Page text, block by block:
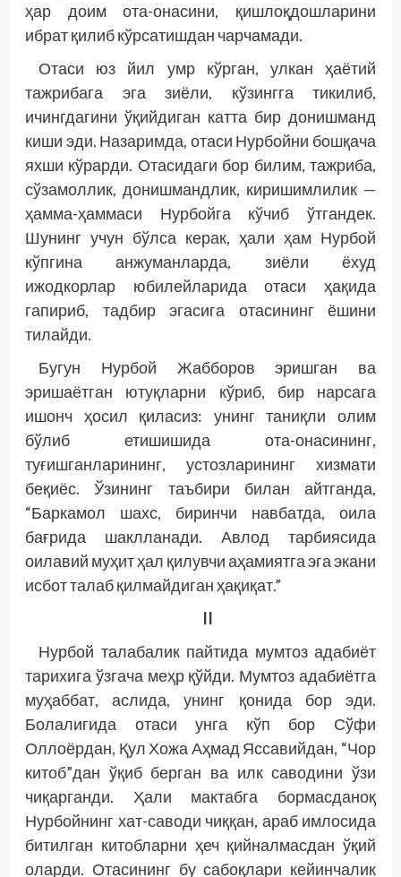
ҳар доим ота-онасини, қишлоқдошларини
ибрат қилиб кўрсатишдан чарчамади.
Отаси юз йил умр кўрган, улкан ҳаётий
тажрибага эга зиёли, кўзингга тикилиб,
ичингдагини ўқийдиган катта бир донишманд
киши эди. Назаримда, отаси Нурбойни бошқача
яхши кўрарди. Отасидаги бор билим, тажриба,
сўзамоллик, донишмандлик, киришимлилик —
ҳамма-ҳаммаси Нурбойга кўчиб ўтгандек.
Шунинг учун бўлса керак, ҳали ҳам Нурбой
кўпгина анжуманларда, зиёли ёхуд
ижодкорлар юбилейларида отаси ҳақида
гапириб, тадбир эгасига отасининг ёшини
тилайди.
Бугун Нурбой Жабборов эришган ва
эришаётган ютуқларни кўриб, бир нарсага
ишонч ҳосил қиласиз: унинг таниқли олим
бўлиб етишишида ота-онасининг,
туғишганларининг, устозларининг хизмати
беқиёс. Ўзининг таъбири билан айтганда,
“Баркамол шахс, биринчи навбатда, оила
бағрида шаклланади. Авлод тарбиясида
оилавий муҳит ҳал қилувчи аҳамиятга эга экани
исбот талаб қилмайдиган ҳақиқат.”
II
Нурбой талабалик пайтида мумтоз адабиёт
тарихига ўзгача меҳр қўйди. Мумтоз адабиётга
муҳаббат, аслида, унинг қонида бор эди.
Болалигида отаси унга кўп бор Сўфи
Оллоёрдан, Қул Хожа Аҳмад Яссавийдан, “Чор
китоб”дан ўқиб берган ва илк саводини ўзи
чиқарганди. Ҳали мактабга бормасданоқ
Нурбойнинг хат-саводи чиққан, араб имлосида
битилган китобларни ҳеч қийналмасдан ўқий
оларди. Отасининг бу сабоқлари кейинчалик